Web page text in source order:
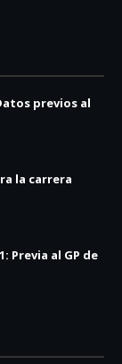
previos al
la carrera
Previa al GP de